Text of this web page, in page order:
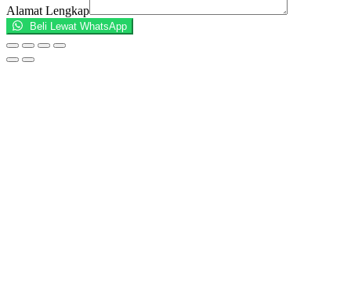
Alamat Lengkap
Beli Lewat WhatsApp